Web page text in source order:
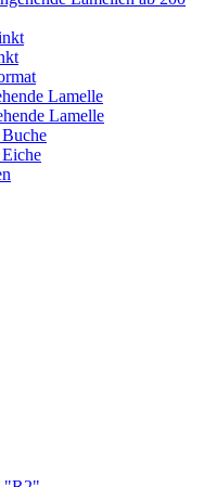
Lamelle
Lamelle